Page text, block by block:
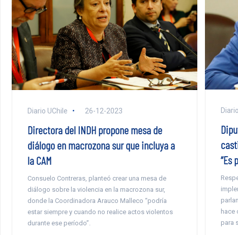
Diario UChile 26-12-2023
Directora del INDH propone mesa de
diálogo en macrozona sur que incluya a
la CAM
Consuelo Contreras, planteó crear una mesa de
diálogo sobre la violencia en la macrozona sur,
donde la Coordinadora Arauco Malleco “podría
estar siempre y cuando no realice actos violentos
durante ese período”.
“Es
hace
para